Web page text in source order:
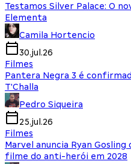
Testamos Silver Palace: O
Elementa
Camila Hortencio
30.jul.26
Filmes
Pantera Negra 3 é
T'Challa
Pedro Siqueira
25.jul.26
Filmes
Marvel anuncia Ryan
filme do anti-herói em 2028